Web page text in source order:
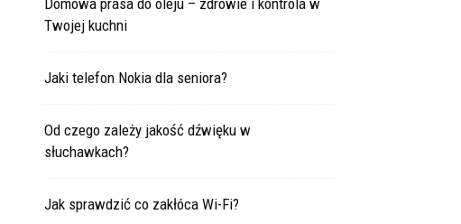
Domowa prasa do oleju – zdrowie i kontrola w
Twojej kuchni
Jaki telefon Nokia dla seniora?
Od czego zależy jakość dźwięku w
słuchawkach?
Jak sprawdzić co zakłóca Wi-Fi?